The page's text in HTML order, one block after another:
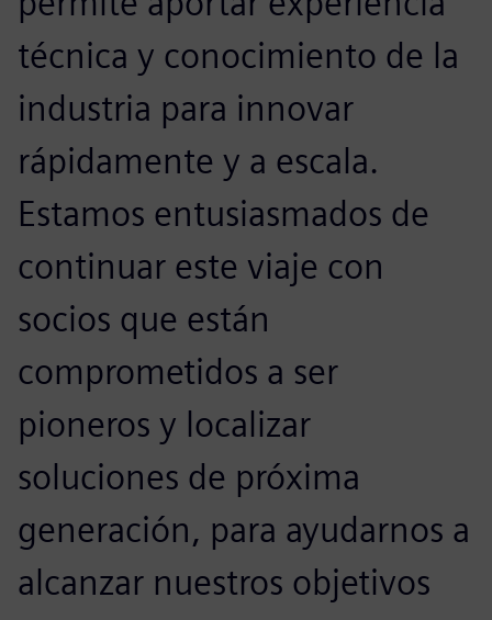
técnica y conocimiento de la
industria para innovar
rápidamente y a escala.
Estamos entusiasmados de
continuar este viaje con
socios que están
comprometidos a ser
pioneros y localizar
soluciones de próxima
generación, para ayudarnos a
alcanzar nuestros objetivos